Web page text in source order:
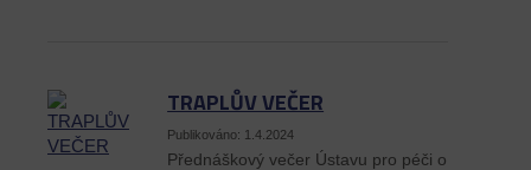
TRAPLŮV VEČER
Publikováno: 1.4.2024
Přednáškový večer Ústavu pro péči o